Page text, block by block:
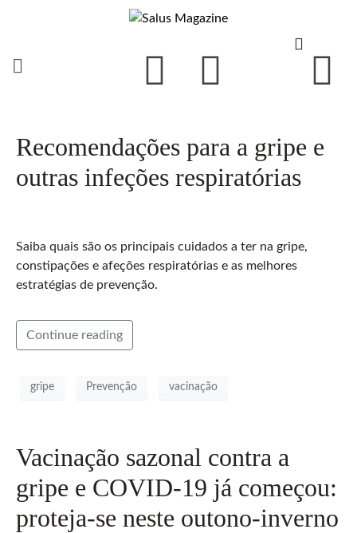
Recomendações para a gripe e
outras infeções respiratórias
Saiba quais são os principais cuidados a ter na gripe,
constipações e afeções respiratórias e as melhores
estratégias de prevenção.
Continue reading
gripe Prevenção vacinação
Vacinação sazonal contra a
gripe e COVID-19 já começou:
proteja-se neste outono-inverno